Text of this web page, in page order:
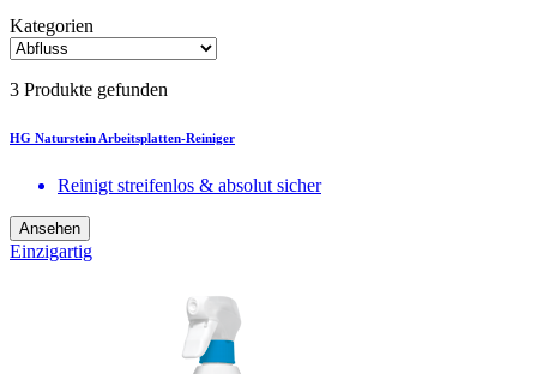
Kategorien
3 Produkte gefunden
HG Naturstein Arbeitsplatten-Reiniger
Reinigt streifenlos & absolut sicher
Ansehen
Einzigartig